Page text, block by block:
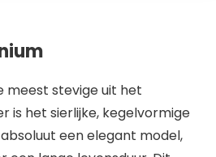
meest stevige uit het
is het sierlijke, kegelvormige
een elegant model,